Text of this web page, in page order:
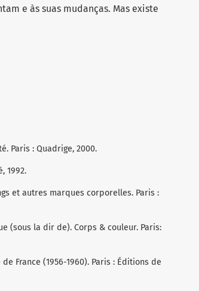
e às suas mudanças. Mas existe
Paris : Quadrige, 2000.
1992.
et autres marques corporelles. Paris :
(sous la dir de). Corps & couleur. Paris:
France (1956-1960). Paris : Éditions de